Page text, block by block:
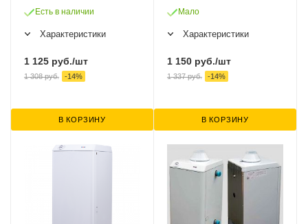
Есть в наличии
Характеристики
1 125 руб./шт
1 308руб. -14%
В КОРЗИНУ
Мало
Характеристики
1 150 руб./шт
1 337руб. -14%
В КОРЗИНУ